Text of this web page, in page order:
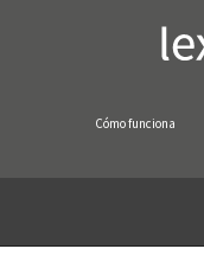
Cómo funciona